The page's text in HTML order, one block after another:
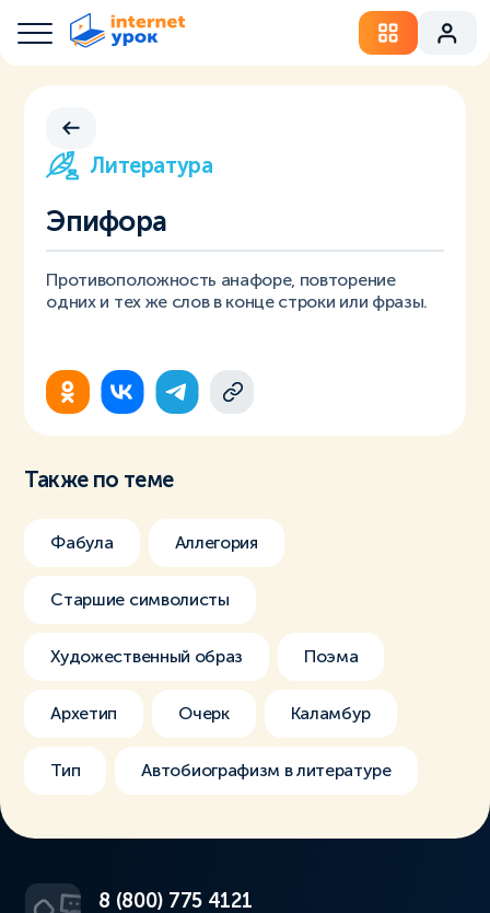
Литература
Эпифора
Противоположность анафоре, повторение
одних и тех же слов в конце строки или фразы.
Также по теме
Фабула Аллегория
Старшие символисты
Художественный образ Поэма
Архетип Очерк Каламбур
Тип Автобиографизм в литературе
8 (800) 775 4121